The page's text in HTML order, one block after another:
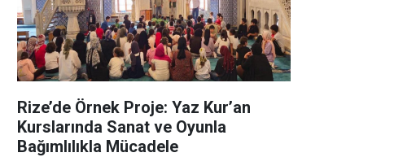
Rize’de Örnek Proje: Yaz Kur’an
Kurslarında Sanat ve Oyunla
Bağımlılıkla Mücadele